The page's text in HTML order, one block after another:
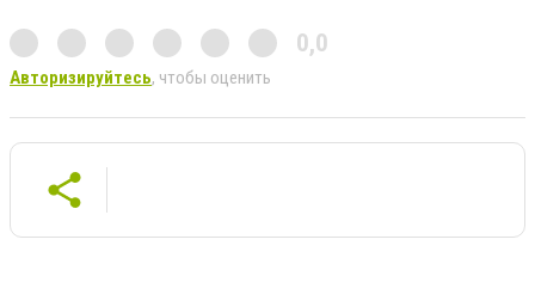
0,0
Авторизируйтесь, чтобы оценить